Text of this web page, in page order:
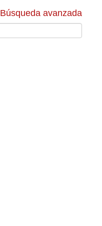
Búsqueda avanzada